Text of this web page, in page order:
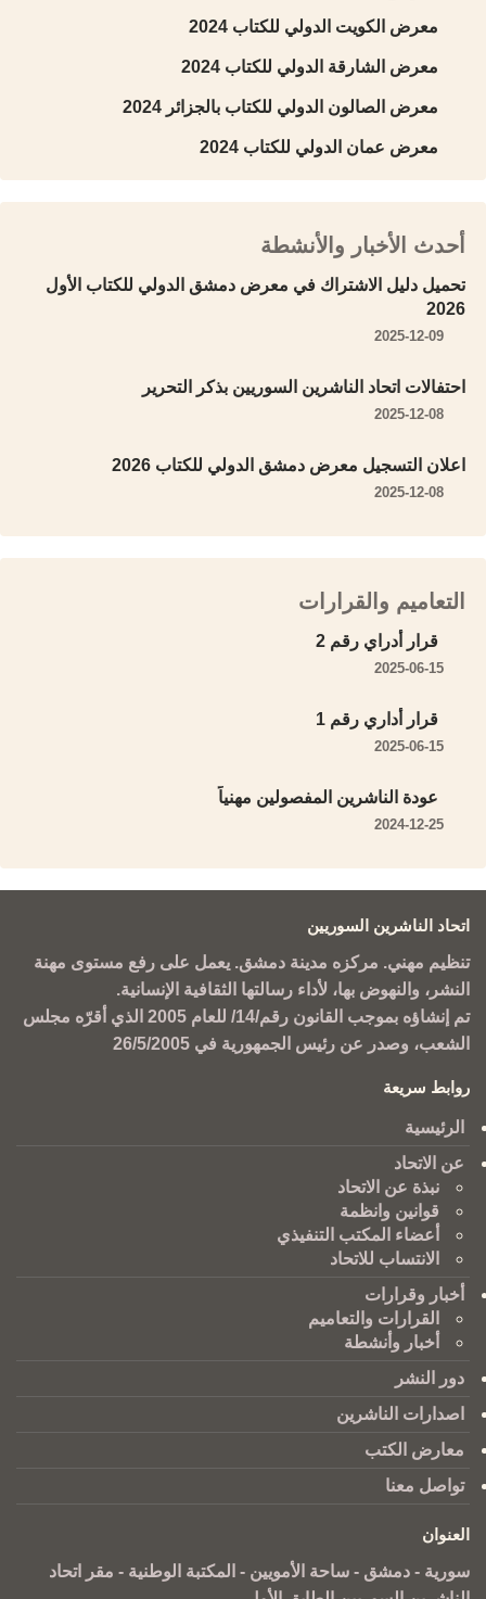
معرض الكويت الدولي للكتاب 2024
معرض الشارقة الدولي للكتاب 2024
معرض الصالون الدولي للكتاب بالجزائر 2024
معرض عمان الدولي للكتاب 2024
أحدث الأخبار والأنشطة
تحميل دليل الاشتراك في معرض دمشق الدولي للكتاب الأول
2026
2025-12-09
احتفالات اتحاد الناشرين السوريين بذكر التحرير
2025-12-08
اعلان التسجيل معرض دمشق الدولي للكتاب 2026
2025-12-08
التعاميم والقرارات
قرار أدراي رقم 2
2025-06-15
قرار أداري رقم 1
2025-06-15
عودة الناشرين المفصولين مهنياً
2024-12-25
اتحاد الناشرين السوريين
تنظيم مهني. مركزه مدينة دمشق. يعمل على رفع مستوى مهنة
النشر، والنهوض بها، لأداء رسالتها الثقافية الإنسانية.
تم إنشاؤه بموجب القانون رقم/14/ للعام 2005 الذي أقرّه مجلس
الشعب، وصدر عن رئيس الجمهورية في 26/5/2005
روابط سريعة
الرئيسية
عن الاتحاد
نبذة عن الاتحاد
قوانين وانظمة
أعضاء المكتب التنفيذي
الانتساب للاتحاد
أخبار وقرارات
القرارات والتعاميم
أخبار وأنشطة
دور النشر
اصدارات الناشرين
معارض الكتب
تواصل معنا
العنوان
سورية - دمشق - ساحة الأمويين - المكتبة الوطنية - مقر اتحاد